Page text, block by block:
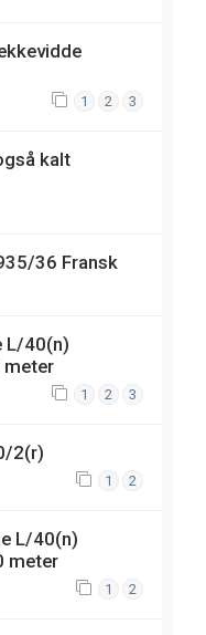
1 2 3
kalt
36 Fransk
L/40(n)
meter
1 2 3
2(r)
1 2
L/40(n)
meter
1 2